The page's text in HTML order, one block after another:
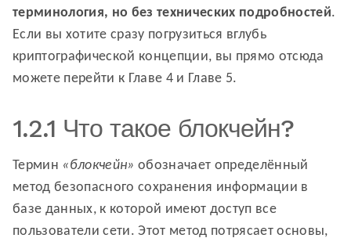
терминология, но без технических подробностей.
Если вы хотите сразу погрузиться вглубь
криптографической концепции, вы прямо отсюда
можете перейти к Главе 4 и Главе 5.
1.2.1 Что такое блокчейн?
Термин «блокчейн» обозначает определённый
метод безопасного сохранения информации в
базе данных, к которой имеют доступ все
пользователи сети. Этот метод потрясает основы,